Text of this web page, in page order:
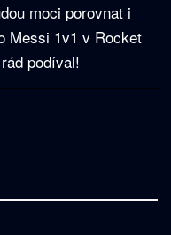
moci porovnat i
Messi 1v1 v Rocket
podíval!